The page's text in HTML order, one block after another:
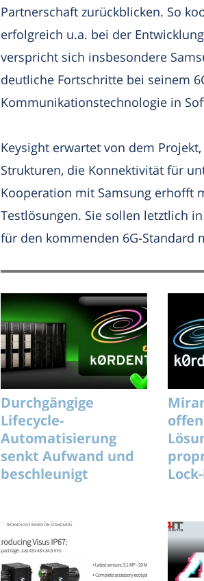
Partnerschaft zurückblicken. So
erfolgreich u.a. bei der
verspricht sich insbesondere
deutliche Fortschritte bei seinem
Kommunikationstechnologie in
Keysight erwartet von dem
Strukturen, die Konnektivität für
Kooperation mit Samsung erhofft
Testlösungen. Sie sollen letztlich
für den kommenden 6G-Standard
Durchgängige
Lifecycle-
Automatisierung
senkt Aufwand und
beschleunigt